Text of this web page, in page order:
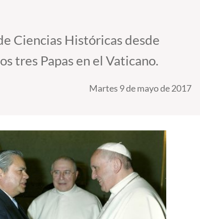
Ciencias Históricas desde
tres Papas en el Vaticano.
Martes 9 de mayo de 2017